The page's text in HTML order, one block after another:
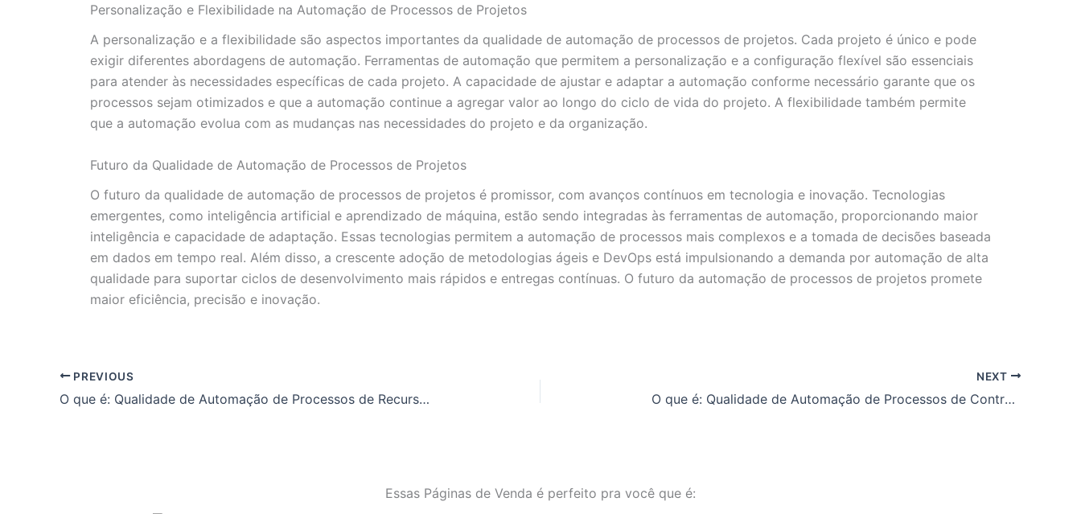
Personalização e Flexibilidade na Automação de Processos de Projetos
A personalização e a flexibilidade são aspectos importantes da qualidade de automação de processos de projetos. Cada projeto é único e pode
exigir diferentes abordagens de automação. Ferramentas de automação que permitem a personalização e a configuração flexível são essenciais
para atender às necessidades específicas de cada projeto. A capacidade de ajustar e adaptar a automação conforme necessário garante que os
processos sejam otimizados e que a automação continue a agregar valor ao longo do ciclo de vida do projeto. A flexibilidade também permite
que a automação evolua com as mudanças nas necessidades do projeto e da organização.
Futuro da Qualidade de Automação de Processos de Projetos
O futuro da qualidade de automação de processos de projetos é promissor, com avanços contínuos em tecnologia e inovação. Tecnologias
emergentes, como inteligência artificial e aprendizado de máquina, estão sendo integradas às ferramentas de automação, proporcionando maior
inteligência e capacidade de adaptação. Essas tecnologias permitem a automação de processos mais complexos e a tomada de decisões baseada
em dados em tempo real. Além disso, a crescente adoção de metodologias ágeis e DevOps está impulsionando a demanda por automação de alta
qualidade para suportar ciclos de desenvolvimento mais rápidos e entregas contínuas. O futuro da automação de processos de projetos promete
maior eficiência, precisão e inovação.
PREVIOUS
O que é: Qualidade de Automação de Processos de Recursos
NEXT
O que é: Qualidade de Automação de Processos de Controle
Essas Páginas de Venda é perfeito pra você que é: